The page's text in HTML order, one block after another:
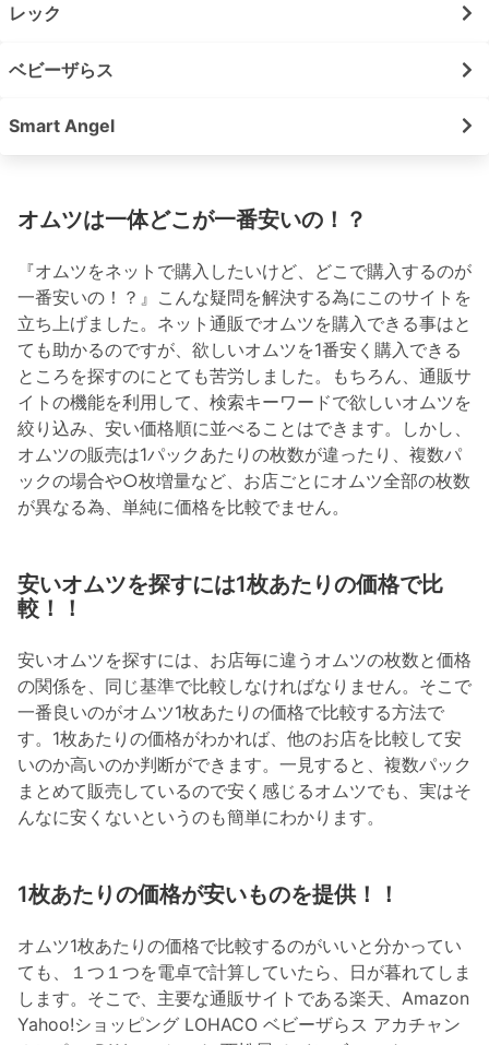
レック
ベビーザらス
Smart Angel
オムツは一体どこが一番安いの！？
『オムツをネットで購入したいけど、どこで購入するのが
一番安いの！？』こんな疑問を解決する為にこのサイトを
立ち上げました。ネット通販でオムツを購入できる事はと
ても助かるのですが、欲しいオムツを1番安く購入できる
ところを探すのにとても苦労しました。もちろん、通販サ
イトの機能を利用して、検索キーワードで欲しいオムツを
絞り込み、安い価格順に並べることはできます。しかし、
オムツの販売は1パックあたりの枚数が違ったり、複数パ
ックの場合や○枚増量など、お店ごとにオムツ全部の枚数
が異なる為、単純に価格を比較でません。
安いオムツを探すには1枚あたりの価格で比
較！！
安いオムツを探すには、お店毎に違うオムツの枚数と価格
の関係を、同じ基準で比較しなければなりません。そこで
一番良いのがオムツ1枚あたりの価格で比較する方法で
す。1枚あたりの価格がわかれば、他のお店を比較して安
いのか高いのか判断ができます。一見すると、複数パック
まとめて販売しているので安く感じるオムツでも、実はそ
んなに安くないというのも簡単にわかります。
1枚あたりの価格が安いものを提供！！
オムツ1枚あたりの価格で比較するのがいいと分かってい
ても、１つ１つを電卓で計算していたら、日が暮れてしま
します。そこで、主要な通販サイトである楽天、Amazon
Yahoo!ショッピング LOHACO ベビーザらス アカチャン